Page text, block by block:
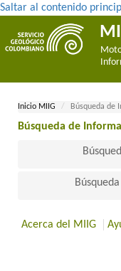
Saltar al contenido
Inicio MII​​​G Búsqueda de
Búsqueda de
Acerca del MIIG